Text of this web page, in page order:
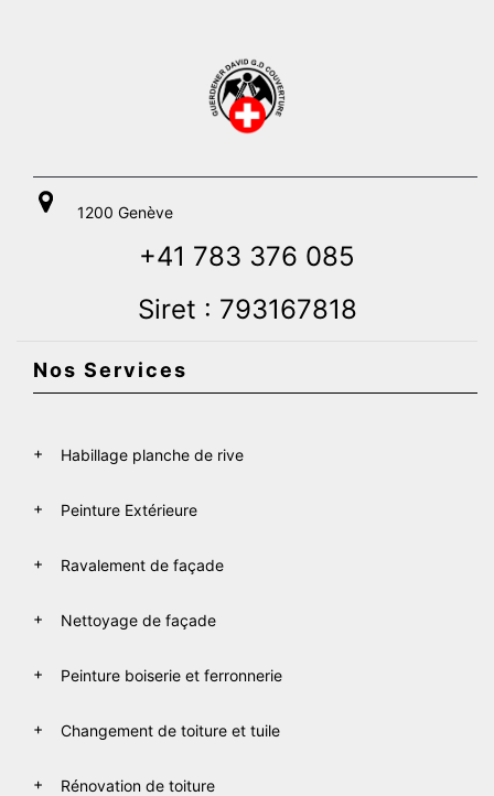
1200 Genève
+41 783 376 085
Siret : 793167818
Nos Services
Habillage planche de rive
Peinture Extérieure
Ravalement de façade
Nettoyage de façade
Peinture boiserie et ferronnerie
Changement de toiture et tuile
Rénovation de toiture